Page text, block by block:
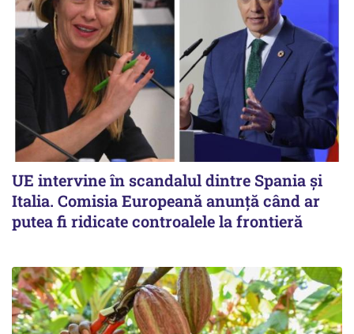
UE intervine în scandalul dintre Spania și
Italia. Comisia Europeană anunță când ar
putea fi ridicate controalele la frontieră